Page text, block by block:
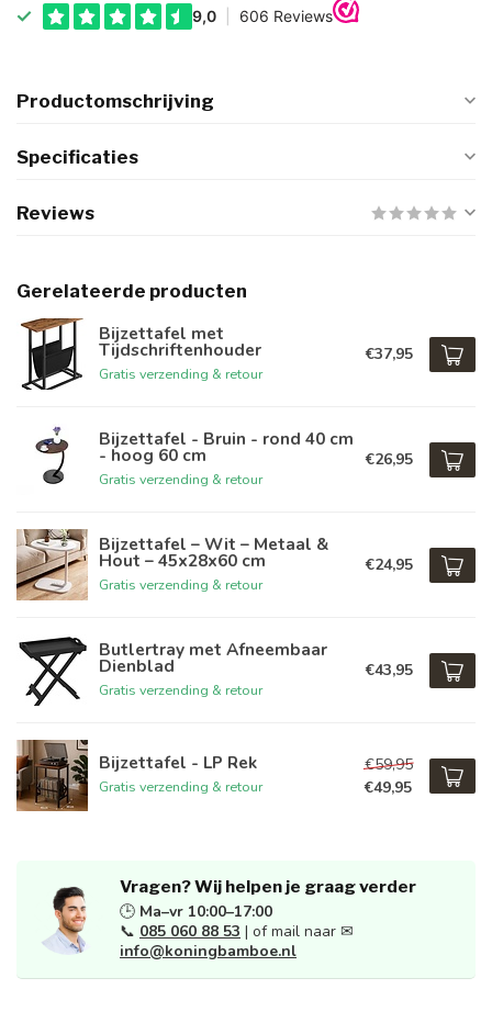
Productomschrijving
Specificaties
Reviews
Gerelateerde producten
Bijzettafel met
Tijdschriftenhouder
Gratis verzending & retour
€37,95
Bijzettafel - Bruin - rond 40 cm
- hoog 60 cm
Gratis verzending & retour
€26,95
Bijzettafel – Wit – Metaal &
Hout – 45x28x60 cm
Gratis verzending & retour
€24,95
Butlertray met Afneembaar
Dienblad
Gratis verzending & retour
€43,95
Bijzettafel - LP Rek
Gratis verzending & retour
€59,95
€49,95
Vragen? Wij helpen je graag verder
🕒 Ma–vr 10:00–17:00
📞 085 060 88 53 | of mail naar ✉
info@koningbamboe.nl